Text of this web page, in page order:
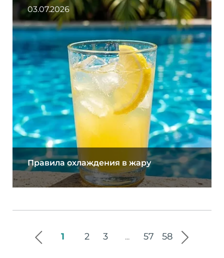
03.07.2026
Правила охлаждения в жару
1 2 3 ... 57 58